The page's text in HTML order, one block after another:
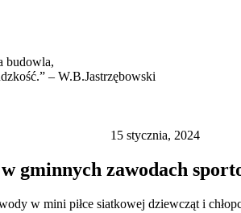
budowla,
– W.B.Jastrzębowski
15 stycznia, 2024
gminnych zawodach
w mini piłce siatkowej dziewcząt i